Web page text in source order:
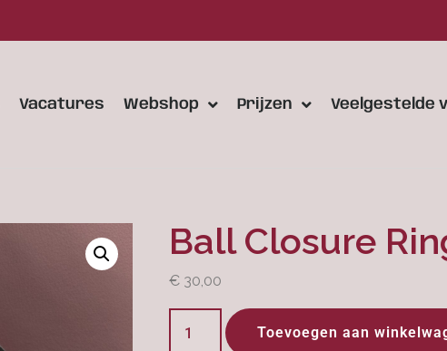
Vacatures Webshop Prijzen Veelgestelde
Ball Closure
€ 30,00
Toevoegen aan